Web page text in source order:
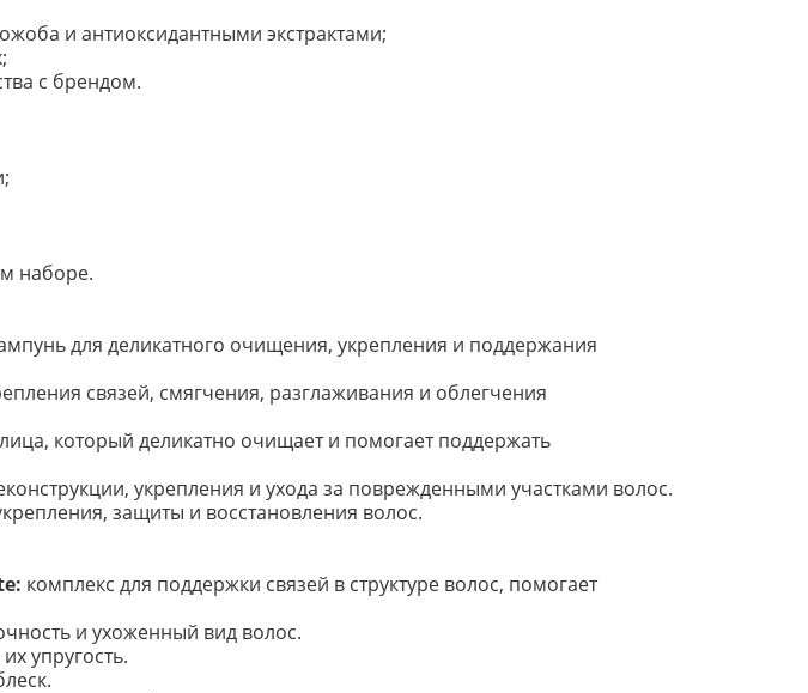
и антиоксидантными экстрактами;
с брендом.
наборе.
для деликатного очищения, укрепления и поддержания
связей, смягчения, разглаживания и облегчения
который деликатно очищает и помогает поддержать
укрепления и ухода за поврежденными участками волос.
защиты и восстановления волос.
комплекс для поддержки связей в структуре волос, помогает
и ухоженный вид волос.
упругость.